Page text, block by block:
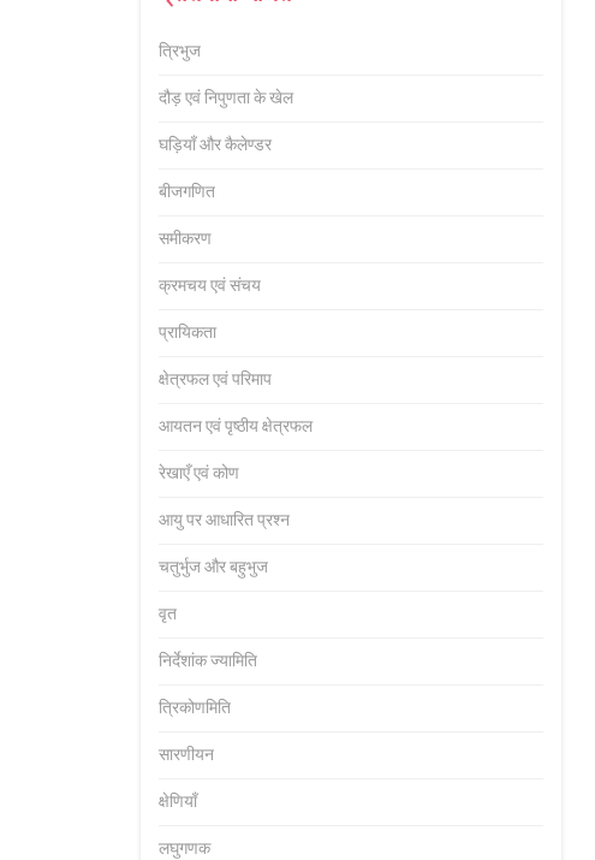
त्रिभुज
दौड़ एवं निपुणता के खेल
घड़ियाँ और कैलेण्डर
बीजगणित
समीकरण
क्रमचय एवं संचय
प्रायिकता
क्षेत्रफल एवं परिमाप
आयतन एवं पृष्ठीय क्षेत्रफल
रेखाएँ एवं कोण
आयु पर आधारित प्रश्न
चतुर्भुज और बहुभुज
वृत
निर्देशांक ज्यामिति
त्रिकोणमिति
सारणीयन
क्षेणियाँ
लघुगणक